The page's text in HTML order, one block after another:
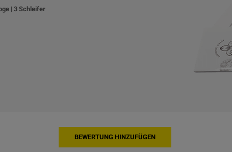
| 3 Schleifer
BEWERTUNG HINZUFÜGEN